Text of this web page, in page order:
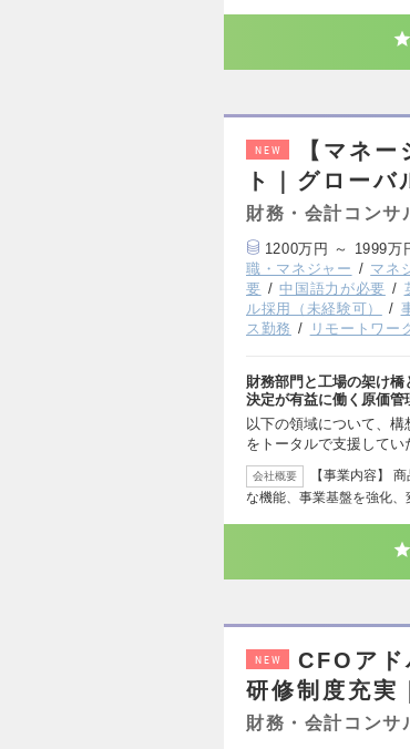
NEW
【マネ
ト｜グロー
財務・会計コンサ
1200万円 ～ 1999万
職・マネジャー
マネ
要
中国語力が必要
ル採用（未経験可）
ス勤務
リモートワー
財務部門と工場の架け
決定が有益に働く原価
以下の領域について、
をトータルで支援して
会社概要
【事業内容】
な機能、事業基盤を強化
NEW
CFOアド
研修制度充実
財務・会計コンサ